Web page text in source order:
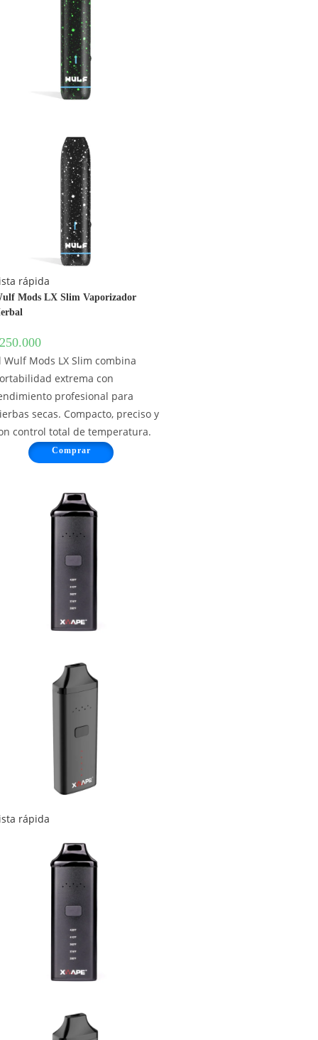
rápida
Mods LX Slim Vaporizador
250.000
Wulf Mods LX Slim combina
extrema con
profesional para
secas. Compacto, preciso y
control total de temperatura.
Comprar
rápida